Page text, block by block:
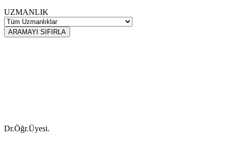
UZMANLIK
ARAMAYI SIFIRLA
Dr.Öğr.Üyesi.